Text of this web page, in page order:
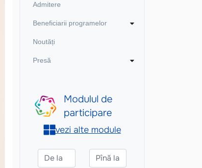
Admitere
Beneficiarii programelor
Noutăți
Presă